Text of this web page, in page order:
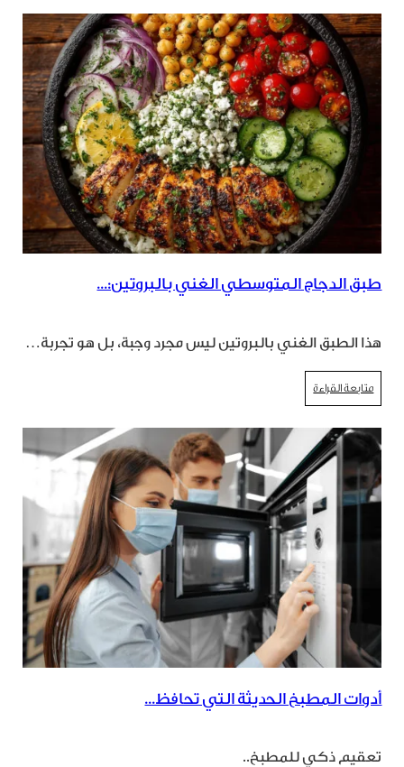
طبق الدجاج المتوسطي الغني بالبروتين:...
هذا الطبق الغني بالبروتين ليس مجرد وجبة، بل هو تجربة…
متابعة القراءة
أدوات المطبخ الحديثة التي تحافظ...
تعقيم ذكي للمطبخ..